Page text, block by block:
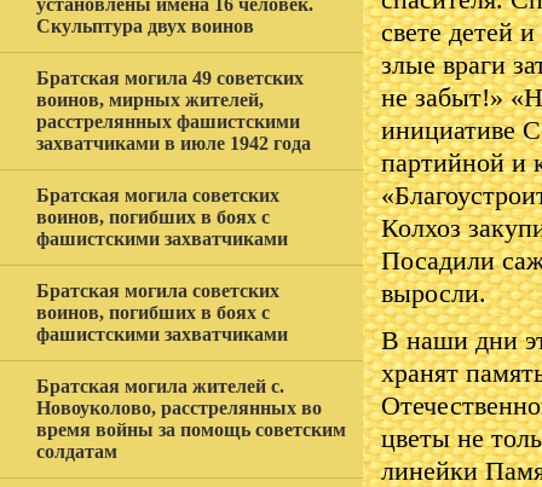
установлены имена 16 человек.
Скульптура двух воинов
Братская могила 49 советских
воинов, мирных жителей,
расстрелянных фашистскими
захватчиками в июле 1942 года
Братская могила советских
воинов, погибших в боях с
фашистскими захватчиками
Братская могила советских
воинов, погибших в боях с
фашистскими захватчиками
Братская могила жителей с.
Новоуколово, расстрелянных во
время войны за помощь советским
солдатам
свете детей
злые враги
не забыт!»
инициативе
партийной и
Колхоз
Посадили
выросли.
В наши дни
хранят
цветы не
линейки